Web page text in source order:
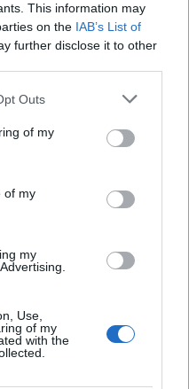
This information may
on the IAB’s List of
further disclose it to other
Outs
of my
of my
my
Use,
of my
with the
le
Myrta
per la
16%.